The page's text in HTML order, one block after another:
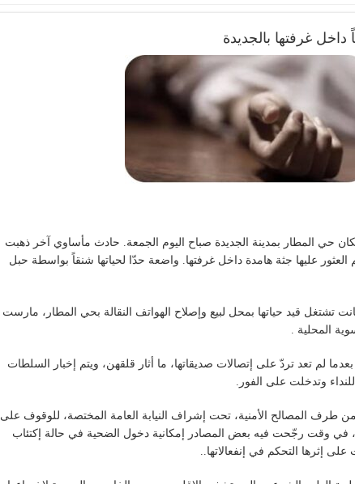
داخل غرفتها بالجديدة
حي المطار بمدينة الجديدة صباح اليوم الجمعة. حادث مأساوي آخر ذهبت
عليها جثة هامدة داخل غرفتها. واضعة حدّا لحياتها شنقاً بواسطة حبل
من مواليد سنة 2002، كانت تشتغل قيد حياتها بمحل لبيع وإصلاح الهواتف النقالة بحي المطار، مارست
المحلية .
لم تعد تردّ على إتصالات صديقاتها، ما أثار قلقهن، ويتم إخبار السلطات
للنداء وتدخلت على الفور.
طرف المصالح الأمنية، تحت إشراف النيابة العامة المختصة، للوقوف على
في وقت رجّحت فيه بعض المصادر إمكانية دخول الضحية في حالة إكتئاب
إثرها التحكم في إنفعالاتها..